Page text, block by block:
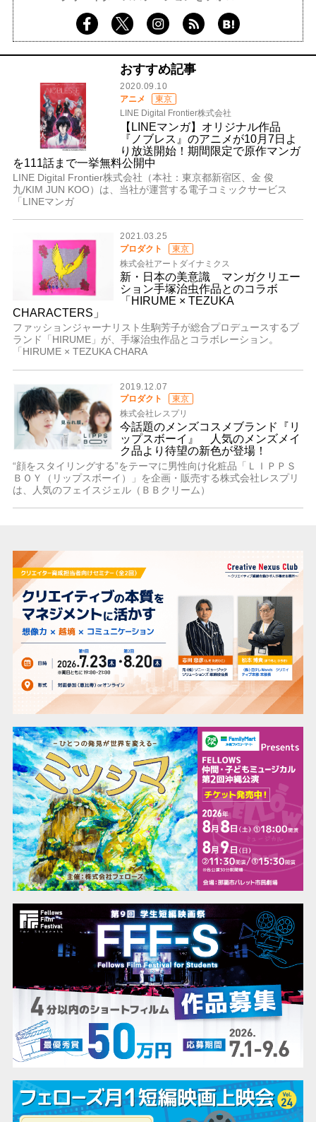
おすすめ記事
2020.09.10
アニメ
東京
LINE Digital Frontier株式会社
【LINEマンガ】オリジナル作品
『ノブレス』のアニメが10月7日よ
り放送開始！期間限定で原作マンガ
を111話まで一挙無料公開中
LINE Digital Frontier株式会社（本社：東京都新宿区、金 俊
九/KIM JUN KOO）は、当社が運営する電子コミックサービス
「LINEマンガ
2021.03.25
プロダクト
東京
株式会社アートダイナミクス
新・日本の美意識 マンガクリエー
ション手塚治虫作品とのコラボ
「HIRUME × TEZUKA
CHARACTERS」
ファッションジャーナリスト生駒芳子が総合プロデュースするブ
ランド「HIRUME」が、手塚治虫作品とコラボレーション。
「HIRUME × TEZUKA CHARA
2019.12.07
プロダクト
東京
株式会社レスプリ
今話題のメンズコスメブランド『リ
ップスボーイ』 人気のメンズメイ
ク品より待望の新色が登場！
“顔をスタイリングする”をテーマに男性向け化粧品「ＬＩＰＰＳ
ＢＯＹ（リップスボーイ）」を企画・販売する株式会社レスプリ
は、人気のフェイスジェル（ＢＢクリーム）